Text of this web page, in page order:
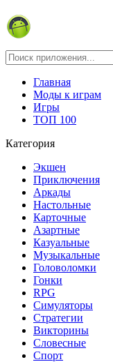
Главная
Моды к играм
Игры
ТОП 100
Категория
Экшен
Приключения
Аркады
Настольные
Карточные
Азартные
Казуальные
Музыкальные
Головоломки
Гонки
RPG
Симуляторы
Стратегии
Викторины
Словесные
Спорт